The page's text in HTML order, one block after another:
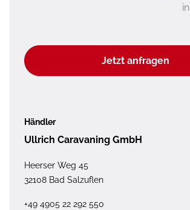
Jetzt anfragen
Händler
Ullrich Caravaning GmbH
Heerser Weg 45
32108 Bad Salzuflen
+49 4905 22 292 550